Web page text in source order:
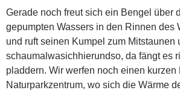
Gerade noch freut sich ein Bengel über
gepumpten Wassers in den Rinnen des
und ruft seinen Kumpel zum Mitstaunen
schaumalwasichhierundso, da fängt es
pladdern. Wir werfen noch einen
Naturparkzentrum, wo sich die Wärme